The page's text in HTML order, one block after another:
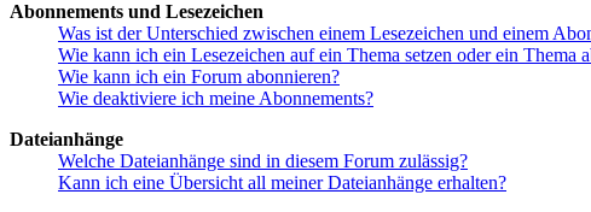
Abonnements und Lesezeichen
Was ist der Unterschied zwischen einem Lesezeichen und einem
Wie kann ich ein Lesezeichen auf ein Thema setzen oder ein Thema
Wie kann ich ein Forum abonnieren?
Wie deaktiviere ich meine Abonnements?
Dateianhänge
Welche Dateianhänge sind in diesem Forum zulässig?
Kann ich eine Übersicht all meiner Dateianhänge erhalten?